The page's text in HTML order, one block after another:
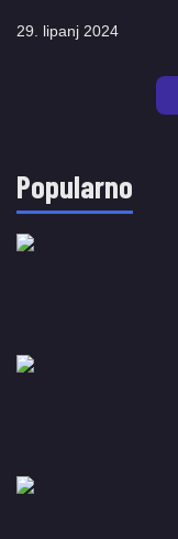
29. lipanj 2024
Popularno